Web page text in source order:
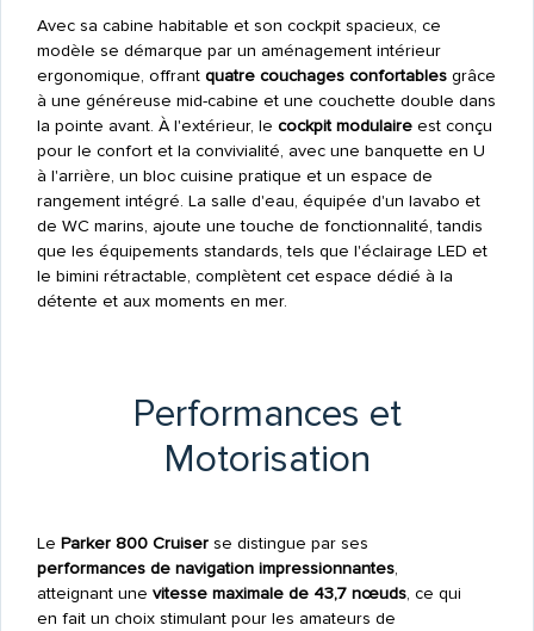
Avec sa cabine habitable et son cockpit spacieux, ce
modèle se démarque par un aménagement intérieur
ergonomique, offrant quatre couchages confortablesgrâce
à une généreuse mid-cabine et une couchette double dans
la pointe avant. À l'extérieur, le cockpit modulaireest conçu
pour le confort et la convivialité, avec une banquette en U
à l'arrière, un bloc cuisine pratique et un espace de
rangement intégré. La salle d'eau, équipée d'un lavabo et
de WC marins, ajoute une touche de fonctionnalité, tandis
que les équipements standards, tels que l'éclairage LED et
le bimini rétractable, complètent cet espace dédié à la
détente et aux moments en mer.
Performances et
Motorisation
Le Parker 800 Cruiserse distingue par ses
performances de navigation impressionnantes,
atteignant une vitesse maximale de 43,7 nœuds, ce qui
en fait un choix stimulant pour les amateurs de